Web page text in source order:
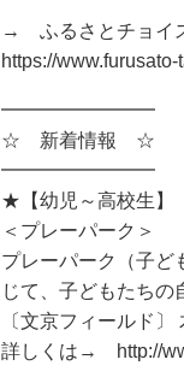
→ ふるさとチョイ
https://
━━━━━━━━
☆ 新着情報 ☆
━━━━━━━━
★【幼児～高校生】
＜プレーパーク＞
プレーパーク（子ど
じて、子どもたちの
〔文京フィールド
詳しくは→ http://